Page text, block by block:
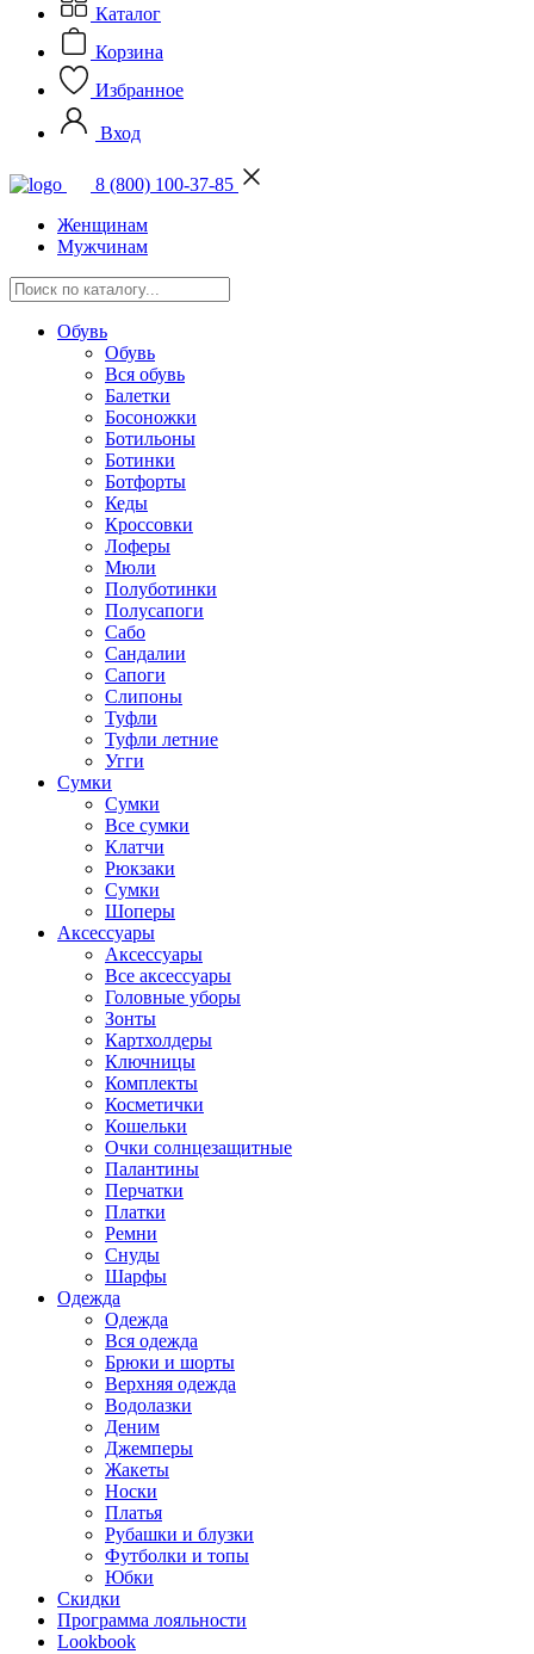
Каталог
Корзина
Избранное
Вход
8 (800) 100-37-85
Женщинам
Мужчинам
Обувь
Обувь
Вся обувь
Балетки
Босоножки
Ботильоны
Ботинки
Ботфорты
Кеды
Кроссовки
Лоферы
Мюли
Полуботинки
Полусапоги
Сабо
Сандалии
Сапоги
Слипоны
Туфли
Туфли летние
Угги
Сумки
Сумки
Все сумки
Клатчи
Рюкзаки
Сумки
Шоперы
Аксессуары
Аксессуары
Все аксессуары
Головные уборы
Зонты
Картхолдеры
Ключницы
Комплекты
Косметички
Кошельки
Очки солнцезащитные
Палантины
Перчатки
Платки
Ремни
Снуды
Шарфы
Одежда
Одежда
Вся одежда
Брюки и шорты
Верхняя одежда
Водолазки
Деним
Джемперы
Жакеты
Носки
Платья
Рубашки и блузки
Футболки и топы
Юбки
Скидки
Программа лояльности
Lookbook